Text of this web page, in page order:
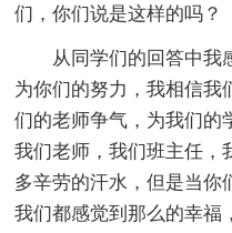
们，你们说是这样的吗？
从同学们的回答中我
为你们的努力，我相信我
们的老师争气，为我们的
我们老师，我们班主任，
多辛劳的汗水，但是当你
我们都感觉到那么的幸福